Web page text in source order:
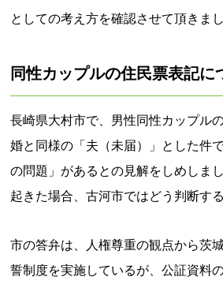
としての考え方を確認させて頂きまし
同性カップルの住民票表記に
長崎県大村市で、男性同性カップル
婚と同様の「夫（未届）」とした件
の問題」があるとの見解をしめしま
起きた場合、古河市ではどう判断す
市の答弁は、人権尊重の観点から茨
誓制度を実施しているが、公証資料